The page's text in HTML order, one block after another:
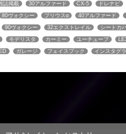
誌掲載 30アルファード CX-5 ドレナビ
80ヴォクシー プリウスα 40アルファード
90ヴォクシー 32エクストレイル シートカ
モデリスタ カーミー ユーチューブ
ガレージ フェイスブック インスタグ